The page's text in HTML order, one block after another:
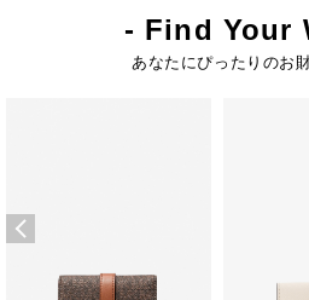
- Find Your
あなたにぴったりのお